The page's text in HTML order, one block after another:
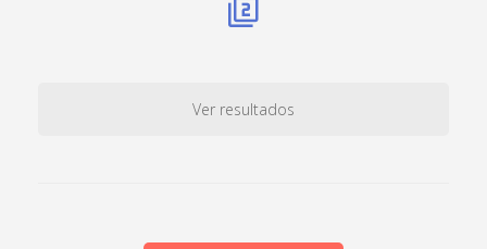
Ver resultados